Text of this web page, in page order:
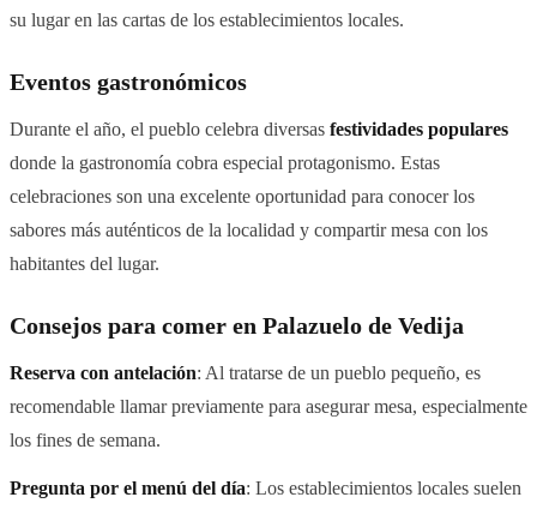
su lugar en las cartas de los establecimientos locales.
Eventos gastronómicos
Durante el año, el pueblo celebra diversas festividades populares
donde la gastronomía cobra especial protagonismo. Estas
celebraciones son una excelente oportunidad para conocer los
sabores más auténticos de la localidad y compartir mesa con los
habitantes del lugar.
Consejos para comer en Palazuelo de Vedija
Reserva con antelación: Al tratarse de un pueblo pequeño, es
recomendable llamar previamente para asegurar mesa, especialmente
los fines de semana.
Pregunta por el menú del día: Los establecimientos locales suelen